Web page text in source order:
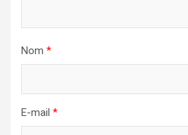
Nom *
E-mail *